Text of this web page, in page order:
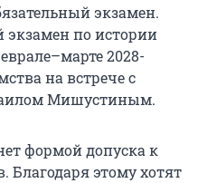
экзамен.
экзамен по истории
2028-
на встрече с
Мишустиным.
формой допуска к
Благодаря этому хотят